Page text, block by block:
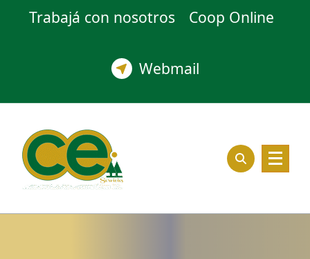
Trabajá con nosotros Coop Online
Webmail